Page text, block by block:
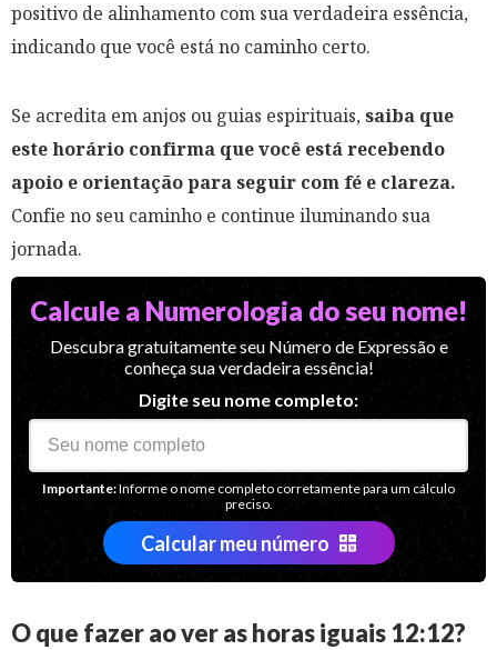
positivo de alinhamento com sua verdadeira essência,
indicando que você está no caminho certo.
Se acredita em anjos ou guias espirituais,saiba que
este horário confirma que você está recebendo
apoio e orientação para seguir com fé e clareza.
Confie no seu caminho e continue iluminando sua
jornada.
Calcule a Numerologia do seu nome!
Descubra gratuitamente seu Número de Expressão e
conheça sua verdadeira essência!
Digite seu nome completo:
Importante:Informe o nome completo corretamente para um cálculo
preciso.
Calcular meu número
O que fazer ao ver as horas iguais 12:12?